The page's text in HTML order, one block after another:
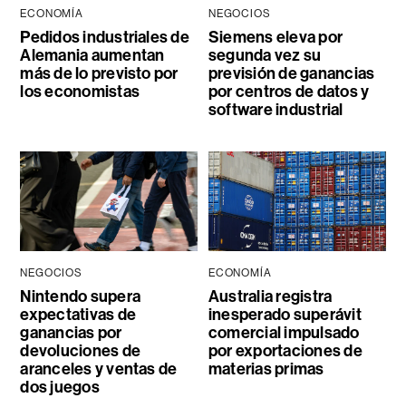
ECONOMÍA
Pedidos industriales de
Alemania aumentan
más de lo previsto por
los economistas
NEGOCIOS
Siemens eleva por
segunda vez su
previsión de ganancias
por centros de datos y
software industrial
NEGOCIOS
Nintendo supera
expectativas de
ganancias por
devoluciones de
aranceles y ventas de
dos juegos
ECONOMÍA
Australia registra
inesperado superávit
comercial impulsado
por exportaciones de
materias primas